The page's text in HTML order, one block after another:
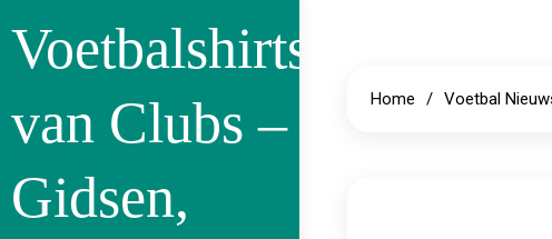
content
Voetbalshirts
van Clubs –
Gidsen,
Home Voetbal